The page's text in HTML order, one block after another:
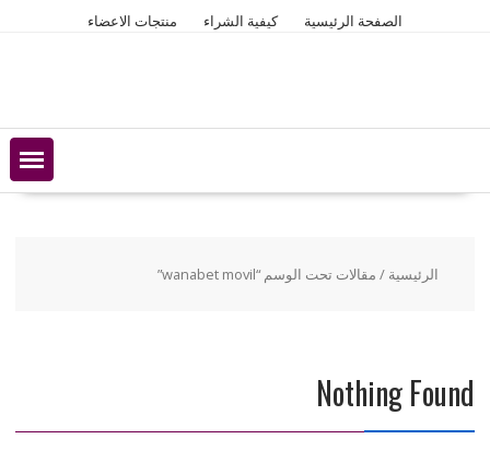
الصفحة الرئيسية كيفية الشراء منتجات الاعضاء
الرئيسية / مقالات تحت الوسم “wanabet movil”
Nothing Found